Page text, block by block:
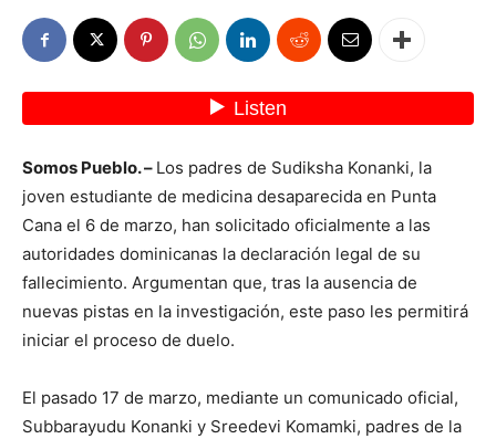
Somos Pueblo. – Los padres de Sudiksha Konanki, la
joven estudiante de medicina desaparecida en Punta
Cana el 6 de marzo, han solicitado oficialmente a las
autoridades dominicanas la declaración legal de su
fallecimiento. Argumentan que, tras la ausencia de
nuevas pistas en la investigación, este paso les permitirá
iniciar el proceso de duelo.
El pasado 17 de marzo, mediante un comunicado oficial,
Subbarayudu Konanki y Sreedevi Komamki, padres de la